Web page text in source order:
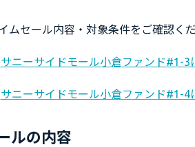
ムセール内容・対象条件をご確認くだ
サニーサイドモール小倉ファンド#1-3
サニーサイドモール小倉ファンド#1-4
ルの内容